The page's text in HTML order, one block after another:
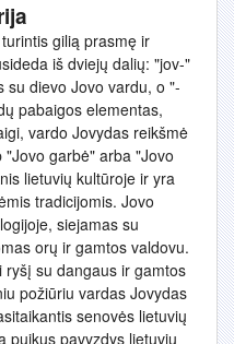
gilią prasmę ir
iš dviejų dalių: "jov-"
su dievo Jovo vardu, o "-
pabaigos elementas,
vardo Jovydas reikšmė
garbė" arba "Jovo
lietuvių kultūroje ir yra
tradicijomis. Jovo
siejamas su
orų ir gamtos valdovu.
su dangaus ir gamtos
požiūriu vardas Jovydas
senovės lietuvių
puikus pavyzdys lietuvių